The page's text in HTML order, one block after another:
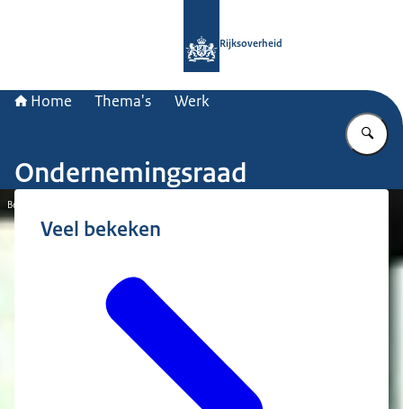
Rijksoverheid
Home Thema's Werk
Ondernemingsraad
Beeld: © Hollandse Hoogte / Stijn Rademaker
Veel bekeken